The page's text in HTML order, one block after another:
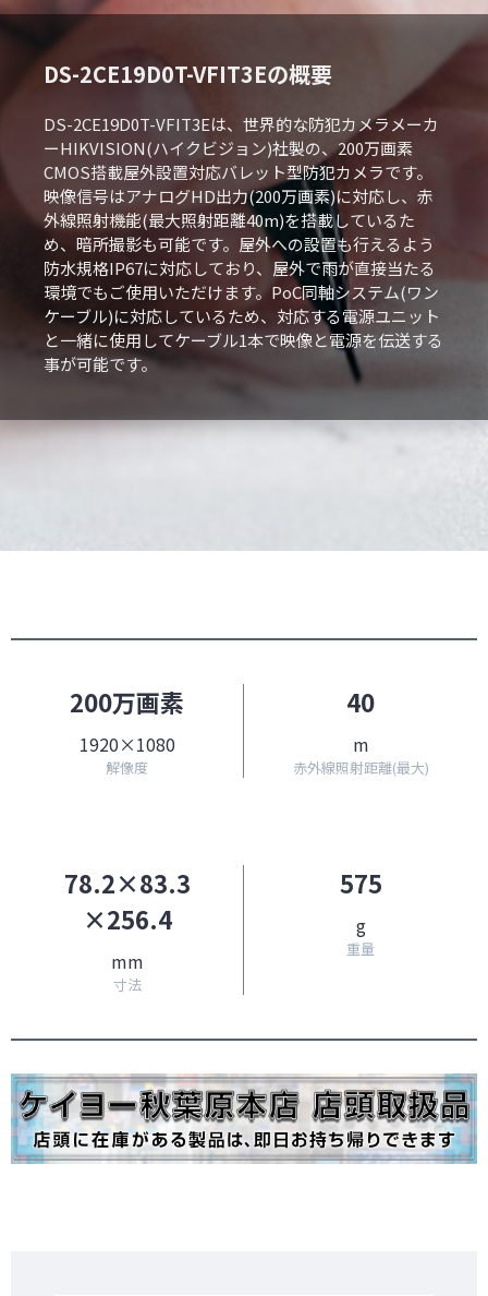
DS-2CE19D0T-VFIT3Eの概要
DS-2CE19D0T-VFIT3Eは、世界的な防犯カメラメーカ
ーHIKVISION(ハイクビジョン)社製の、200万画素
CMOS搭載屋外設置対応バレット型防犯カメラです。
映像信号はアナログHD出力(200万画素)に対応し、赤
外線照射機能(最大照射距離40m)を搭載しているた
め、暗所撮影も可能です。屋外への設置も行えるよう
防水規格IP67に対応しており、屋外で雨が直接当たる
環境でもご使用いただけます。PoC同軸システム(ワン
ケーブル)に対応しているため、対応する電源ユニット
と一緒に使用してケーブル1本で映像と電源を伝送する
事が可能です。
200万画素
1920×1080
解像度
40
m
赤外線照射距離(最大)
78.2×83.3
×256.4
mm
寸法
575
g
重量